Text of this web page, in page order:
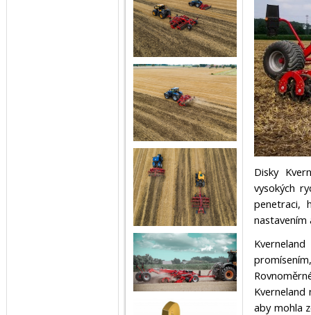
Disky
vysokých
penetraci,
nastavením
aby mohla